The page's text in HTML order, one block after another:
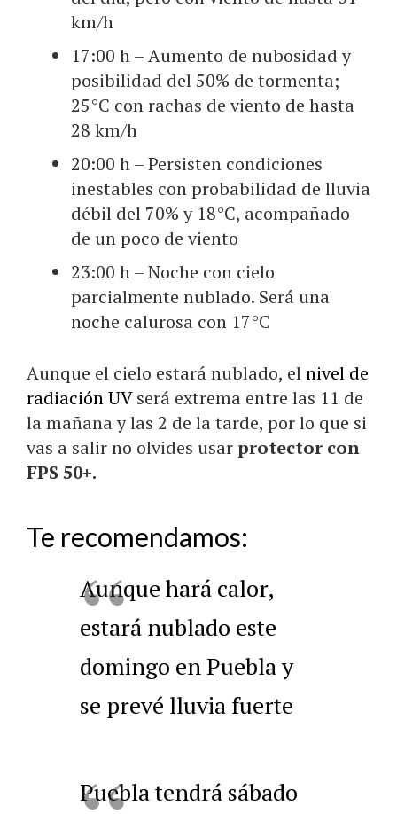
km/h
17:00 h – Aumento de nubosidad y
posibilidad del 50% de tormenta;
25°C con rachas de viento de hasta
28 km/h
20:00 h – Persisten condiciones
inestables con probabilidad de lluvia
débil del 70% y 18°C, acompañado
de un poco de viento
23:00 h – Noche con cielo
parcialmente nublado. Será una
noche calurosa con 17°C
Aunque el cielo estará nublado, elnivel de
radiación UVserá extrema entre las 11 de
la mañana y las 2 de la tarde, por lo que si
vas a salir no olvides usarprotector con
FPS 50+.
Te recomendamos:
Aunque hará calor,
estará nublado este
domingo en Puebla y
se prevé lluvia fuerte
Puebla tendrá sábado